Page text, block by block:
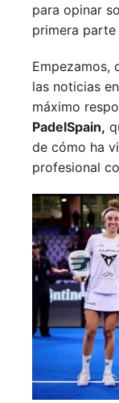
para opinar
primera
Empezamos,
las noticias
máximo
PadelSpain,
de cómo ha
profesional